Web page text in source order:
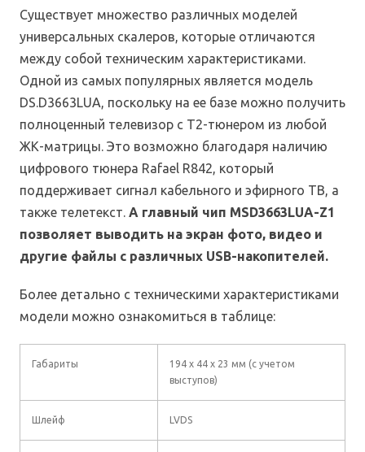
Существует множество различных моделей
универсальных скалеров, которые отличаются
между собой техническим характеристиками.
Одной из самых популярных является модель
DS.D3663LUA, поскольку на ее базе можно получить
полноценный телевизор с Т2-тюнером из любой
ЖК-матрицы. Это возможно благодаря наличию
цифрового тюнера Rafael R842, который
поддерживает сигнал кабельного и эфирного ТВ, а
также телетекст. А главный чип MSD3663LUA-Z1
позволяет выводить на экран фото, видео и
другие файлы с различных USB-накопителей.
Более детально с техническими характеристиками
модели можно ознакомиться в таблице:
Габариты
194 х 44 х 23 мм (с учетом
выступов)
Шлейф LVDS